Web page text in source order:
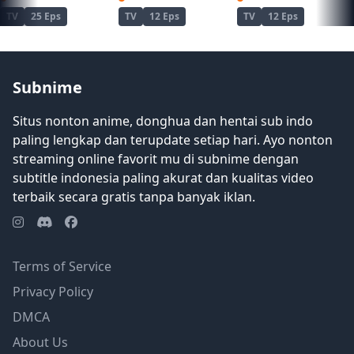
TV 25 Eps TV 12 Eps TV 12 Eps
Subnime
Situs nonton anime, donghua dan hentai sub indo
paling lengkap dan terupdate setiap hari. Ayo nonton
streaming online favorit mu di subnime dengan
subtitle indonesia paling akurat dan kualitas video
terbaik secara gratis tanpa banyak iklan.
Terms of Service
Privacy Policy
DMCA
About Us